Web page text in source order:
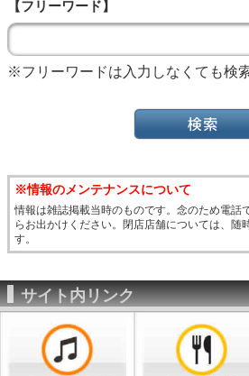
【フリーワード】
※フリーワードは入力しなくても検
※情報のメンテナンスについて
情報は雑誌掲載当時のものです。念のため電話
らお出かけください。閉店店舗については、随
す。
サイト内リンク